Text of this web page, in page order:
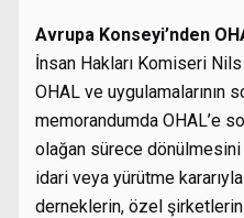
Avrupa Konseyi’nden
İnsan Hakları Komiseri
OHAL ve uygulamalarının
memorandumda OHAL’e
olağan sürece
idari veya yürütme
derneklerin, özel şirketlerin